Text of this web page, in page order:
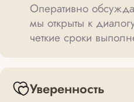
Оперативно
мы открыты к
четкие сроки
Уверенность